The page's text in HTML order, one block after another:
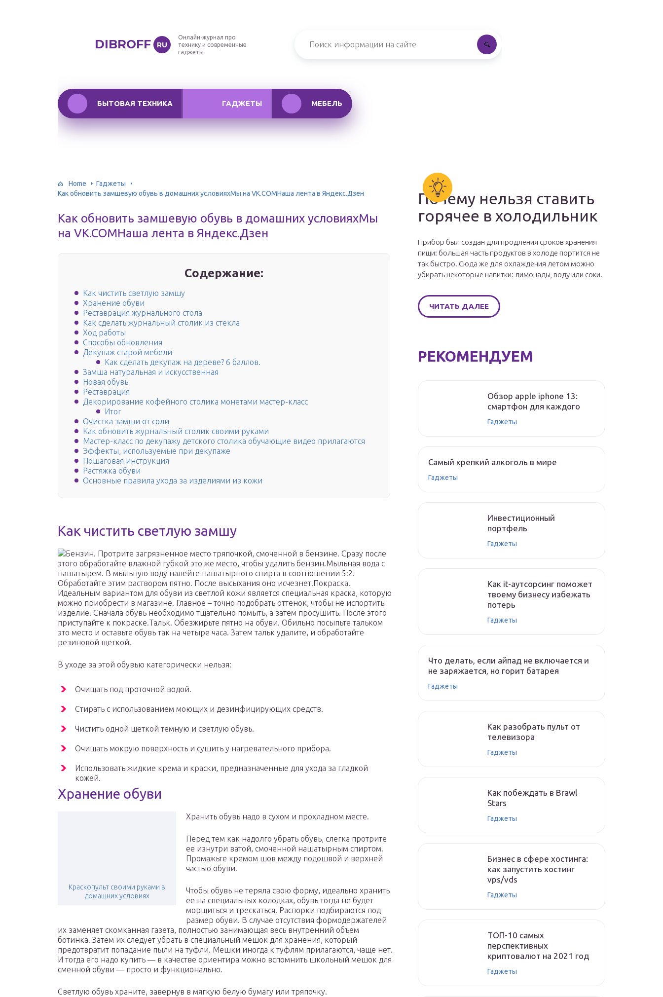
DIBROFF RU
Онлайн-журнал про
технику и современные
гаджеты
БЫТОВАЯ ТЕХНИКА ГАДЖЕТЫ МЕБЕЛЬ
Home
Гаджеты
Как обновить замшевую обувь в домашних условияхМы на VK.COMНаша лента в Яндекс.Дзен
Как обновить замшевую обувь в домашних условияхМы
на VK.COMНаша лента в Яндекс.Дзен
Содержание:
Как чистить светлую замшу
Хранение обуви
Реставрация журнального стола
Как сделать журнальный столик из стекла
Ход работы
Способы обновления
Декупаж старой мебели
Как сделать декупаж на дереве? 6 баллов.
Замша натуральная и искусственная
Новая обувь
Реставрация
Декорирование кофейного столика монетами мастер-класс
Итог
Очистка замши от соли
Как обновить журнальный столик своими руками
Мастер-класс по декупажу детского столика обучающие видео прилагаются
Эффекты, используемые при декупаже
Пошаговая инструкция
Растяжка обуви
Основные правила ухода за изделиями из кожи
Как чистить светлую замшу
Бензин. Протрите загрязненное место тряпочкой, смоченной в бензине. Сразу после
этого обработайте влажной губкой это же место, чтобы удалить бензин.Мыльная вода с
нашатырем. В мыльную воду налейте нашатырного спирта в соотношении 5:2.
Обработайте этим раствором пятно. После высыхания оно исчезнет.Покраска.
Идеальным вариантом для обуви из светлой кожи является специальная краска, которую
можно приобрести в магазине. Главное – точно подобрать оттенок, чтобы не испортить
изделие. Сначала обувь необходимо тщательно помыть, а затем просушить. После этого
приступайте к покраске.Тальк. Обезжирьте пятно на обуви. Обильно посыпьте тальком
это место и оставьте обувь так на четыре часа. Затем тальк удалите, и обработайте
резиновой щеткой.
В уходе за этой обувью категорически нельзя:
Очищать под проточной водой.
Стирать с использованием моющих и дезинфицирующих средств.
Чистить одной щеткой темную и светлую обувь.
Очищать мокрую поверхность и сушить у нагревательного прибора.
Использовать жидкие крема и краски, предназначенные для ухода за гладкой
кожей.
Хранение обуви
Краскопульт своими руками в
домашних условиях
Хранить обувь надо в сухом и прохладном месте.
Перед тем как надолго убрать обувь, слегка протрите
ее изнутри ватой, смоченной нашатырным спиртом.
Промажьте кремом шов между подошвой и верхней
частью обуви.
Чтобы обувь не теряла свою форму, идеально хранить
ее на специальных колодках, обувь тогда не будет
морщиться и трескаться. Распорки подбираются под
размер обуви. В случае отсутствия формодержателей
их заменяет скомканная газета, полностью занимающая весь внутренний объем
ботинка. Затем их следует убрать в специальный мешок для хранения, который
предотвратит попадание пыли на туфли. Мешки иногда к туфлям прилагаются, чаще нет.
И тогда его надо купить — в качестве ориентира можно вспомнить школьный мешок для
сменной обуви — просто и функционально.
Светлую обувь храните, завернув в мягкую белую бумагу или тряпочку.
Почему нельзя ставить
горячее в холодильник
Прибор был создан для продления сроков хранения
пищи: большая часть продуктов в холоде портится не
так быстро. Сюда же для охлаждения летом можно
убирать некоторые напитки: лимонады, воду или соки.
ЧИТАТЬ ДАЛЕЕ
РЕКОМЕНДУЕМ
Обзор apple iphone 13:
смартфон для каждого
Гаджеты
Самый крепкий алкоголь в мире
Гаджеты
Инвестиционный
портфель
Гаджеты
Как it-аутсорсинг поможет
твоему бизнесу избежать
потерь
Гаджеты
Что делать, если айпад не включается и
не заряжается, но горит батарея
Гаджеты
Как разобрать пульт от
телевизора
Гаджеты
Как побеждать в Brawl
Stars
Гаджеты
Бизнес в сфере хостинга:
как запустить хостинг
vps/vds
Гаджеты
ТОП-10 самых
перспективных
криптовалют на 2021 год
Гаджеты